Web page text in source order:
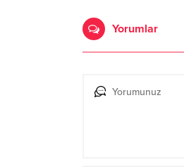
Yorumlar